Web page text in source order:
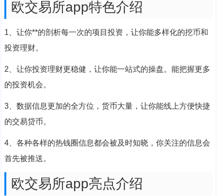
欧交易所app特色介绍
1、让你**的剖析每一次的项目投资，让你能多样化的挖币和
投资理财。
2、让你投资理财更稳健，让你能一站式的操盘。能把握更多
的投资机会。
3、数据信息更加的全方位，货币大量，让你能线上方便快捷
的交易贷币。
4、各种各样的热钱圈信息都会被及时知晓，你关注的信息会
首先被推送。
欧交易所app亮点介绍